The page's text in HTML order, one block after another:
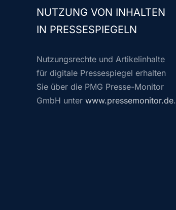
NUTZUNG VON INHALTEN
IN PRESSESPIEGELN
Nutzungsrechte und Artikelinhalte
für digitale Pressespiegel erhalten
Sie über die PMG Presse-Monitor
GmbH unter www.pressemonitor.de.